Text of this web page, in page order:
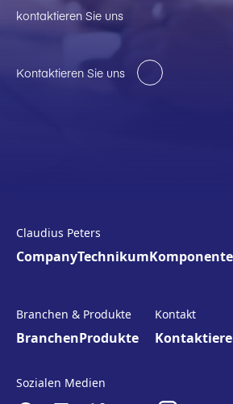
kontaktieren Sie uns
Kontaktieren Sie uns
Claudius Peters
CompanyTechnikum
Branchen & Produkte
BranchenProdukte
Kontakt
Sozialen Medien